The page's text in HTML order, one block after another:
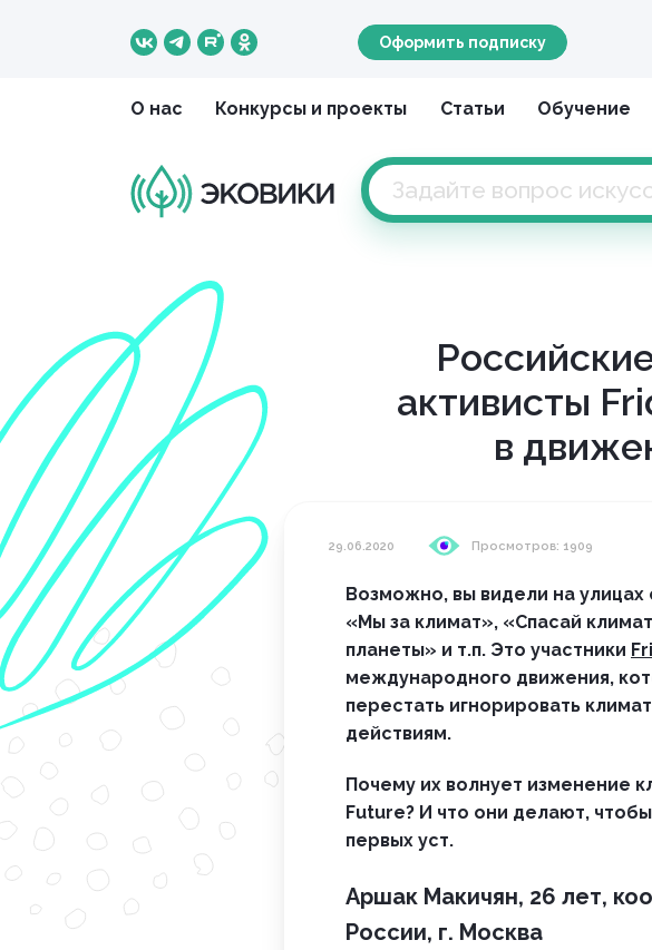
Оформить подписку
О нас Конкурсы и проекты Статьи Обучение
активисты
в
29.06.2020 Просмотров: 1909
Возможно, вы видели на улицах
«Мы за климат», «Спасай
планеты» и т.п. Это участники
международного движения,
перестать игнорировать
действиям.
Почему их волнует изменение
Future? И что они делают,
первых уст.
Аршак Макичян, 26 лет,
России, г. Москва